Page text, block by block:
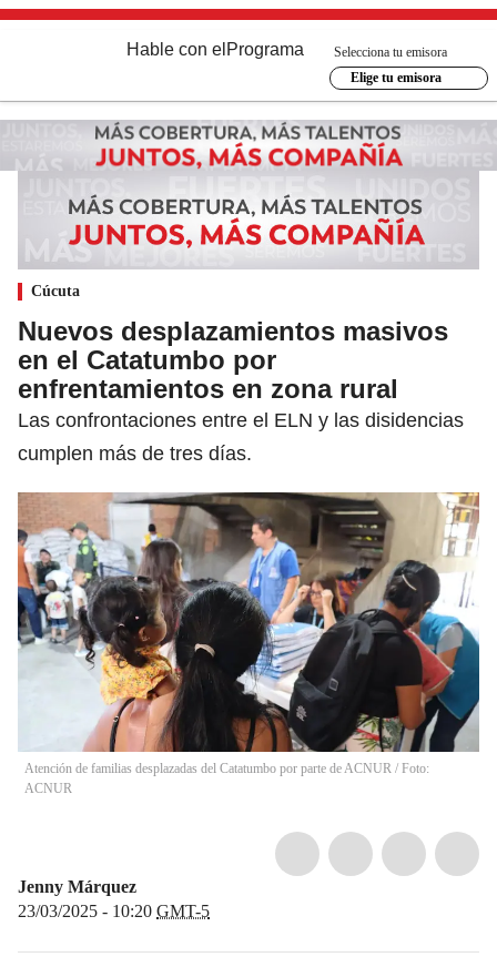
Hable con el Programa
Selecciona tu emisora
Elige tu emisora
Cúcuta
Nuevos desplazamientos masivos
en el Catatumbo por
enfrentamientos en zona rural
Las confrontaciones entre el ELN y las disidencias
cumplen más de tres días.
Atención de familias desplazadas del Catatumbo por parte de ACNUR / Foto:
ACNUR
Jenny Márquez
23/03/2025 - 10:20 GMT-5